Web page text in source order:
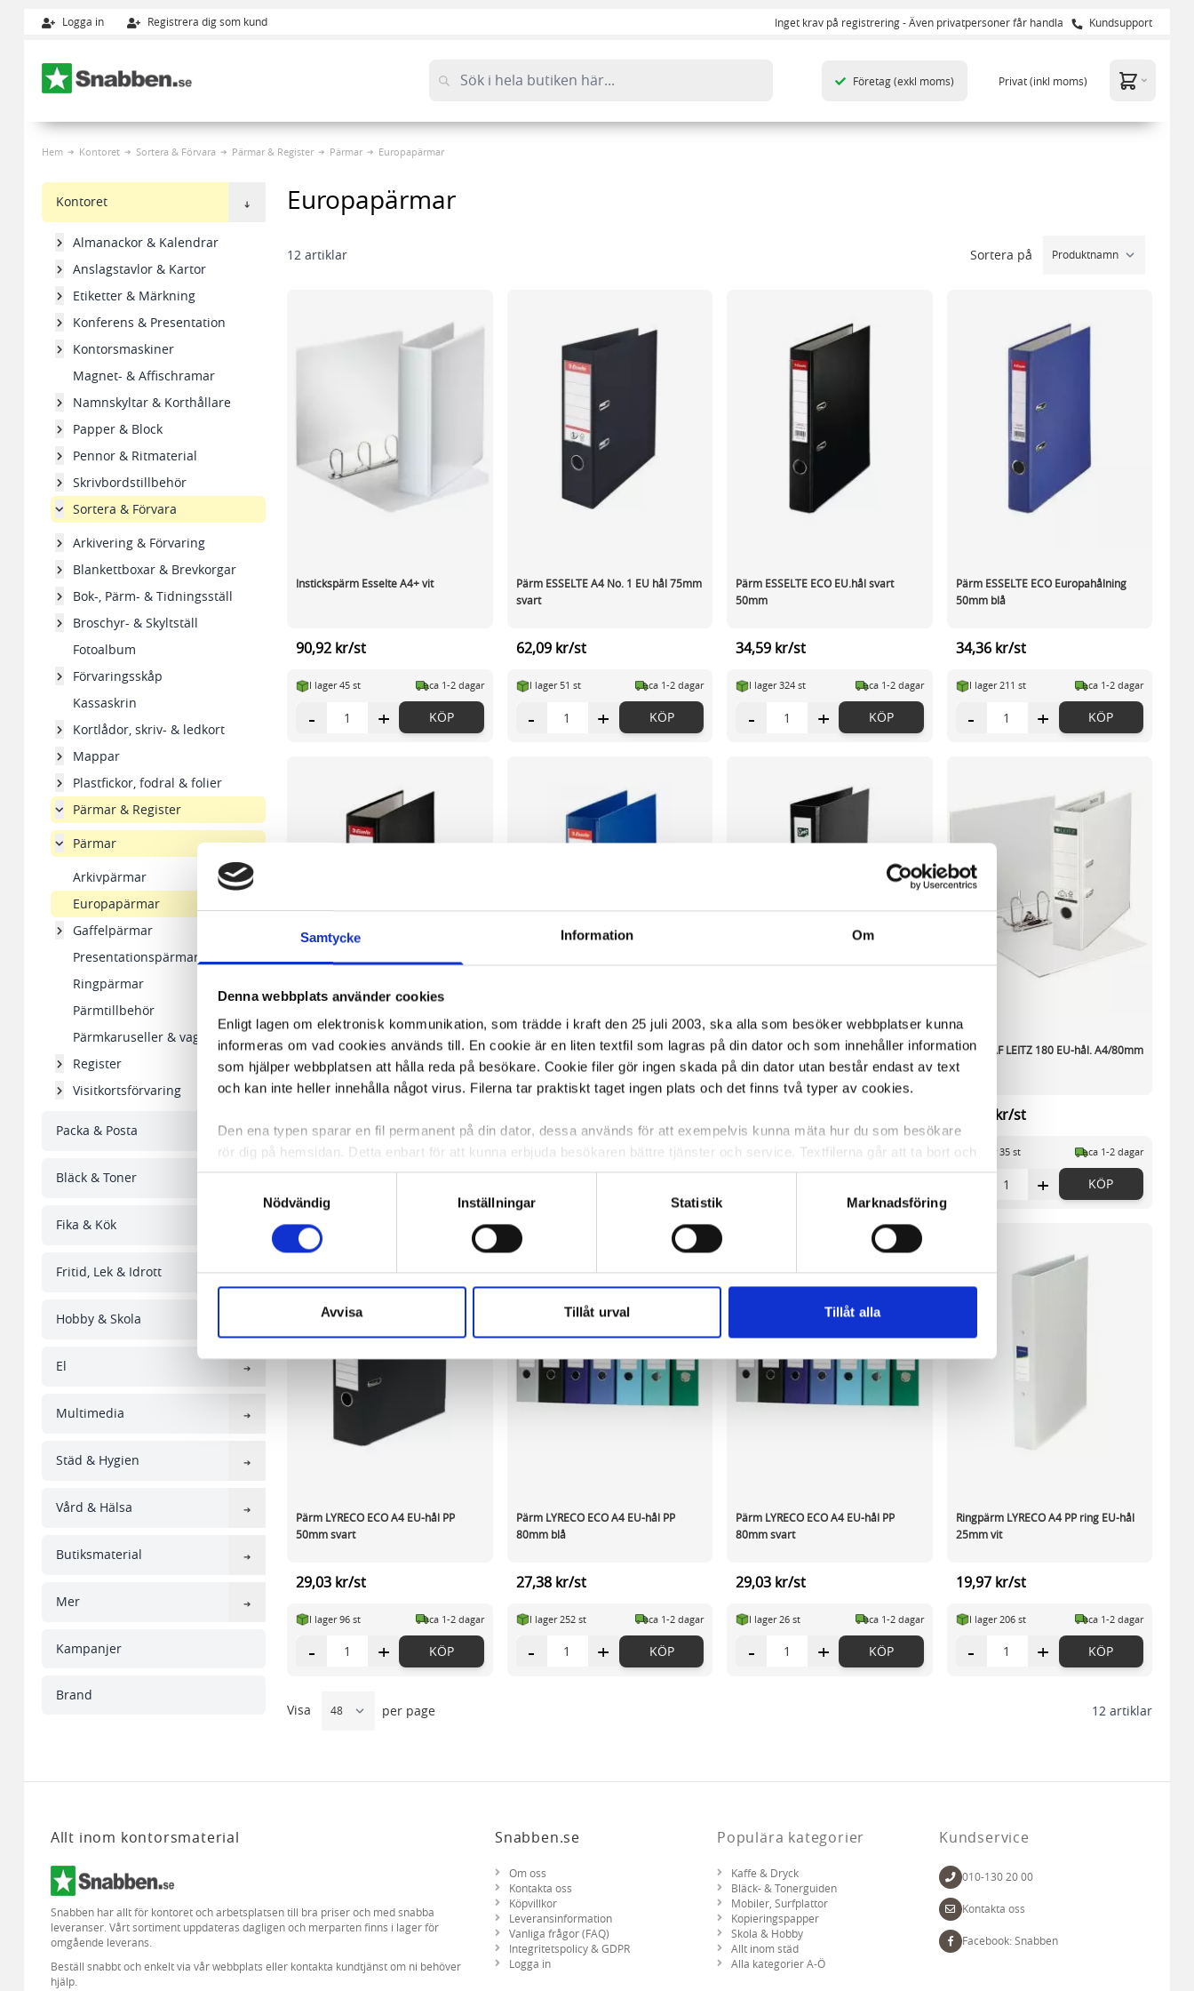
Samtycke Information Om
Denna webbplats använder cookies
Enligt lagen om elektronisk kommunikation, som trädde i kraft den 25 juli 2003, ska alla som besöker webbplatser kunna
informeras om vad cookies används till. En cookie är en liten textfil som lagras på din dator och som innehåller information
som hjälper webbplatsen att hålla reda på besökare. Cookie filer gör ingen skada på din dator utan består endast av text
och kan inte heller innehålla något virus. Filerna tar praktiskt taget ingen plats och det finns två typer av cookies.
Den ena typen sparar en fil permanent på din dator, dessa används för att exempelvis kunna mäta hur du som besökare
rör dig på hemsidan. Detta enbart för att kunna erbjuda besökaren bättre tjänster och service. Textfilerna går att ta bort och
de flesta webbläsare har funktioner för detta. Informationen som sparas på din dator är endast ett unikt nummer utan
någon koppling till personlig information, alltså helt anonymt.
Den andra typen av cookies som vanligtvis används är session cookies. Under tiden du är inne och besöker sidan delar
sociala medier och analysera vår trafik. Vi vidarebefordrar även sådana identifierare och annan information från din enhet
till de sociala medier och annons- och analysföretag som vi samarbetar med. Dessa kan i sin tur kombinera informationen
med annan information som du har tillhandahållit eller som de har samlat in när du har använt deras tjänster.
Nödvändig
Inställningar Statistik Marknadsföring
Avvisa Tillåt urval Tillåt alla
Logga in Registrera dig som kund Inget krav på registrering - Även privatpersoner får handla Kundsupport
Företag(exkl moms) Privat(inkl moms)
Hem Kontoret Sortera & Förvara Pärmar & Register Pärmar Europapärmar
Kontoret
Almanackor & Kalendrar
Anslagstavlor & Kartor
Etiketter & Märkning
Konferens & Presentation
Kontorsmaskiner
Magnet- & Affischramar
Namnskyltar & Korthållare
Papper & Block
Pennor & Ritmaterial
Skrivbordstillbehör
Sortera & Förvara
Arkivering & Förvaring
Blankettboxar & Brevkorgar
Bok-, Pärm- & Tidningsställ
Broschyr- & Skyltställ
Fotoalbum
Förvaringsskåp
Kassaskrin
Kortlådor, skriv- & ledkort
Mappar
Plastfickor, fodral & folier
Pärmar & Register
Pärmar
Arkivpärmar
Europapärmar
Gaffelpärmar
Presentationspärmar
Ringpärmar
Pärmtillbehör
Pärmkaruseller & vagnar
Register
Visitkortsförvaring
Packa & Posta
Bläck & Toner
Fika & Kök
Fritid, Lek & Idrott
Hobby & Skola
El
Multimedia
Städ & Hygien
Vård & Hälsa
Butiksmaterial
Mer
Kampanjer
Brand
Europapärmar
12 artiklar Sortera på
Instickspärm Esselte A4+ vit
90,92 kr/st
I lager 45 st ca 1-2 dagar
- + KÖP
Pärm ESSELTE A4 No. 1 EU hål 75mm
svart
62,09 kr/st
I lager 51 st ca 1-2 dagar
- + KÖP
Pärm ESSELTE ECO EU.hål svart
50mm
34,59 kr/st
I lager 324 st ca 1-2 dagar
- + KÖP
Pärm ESSELTE ECO Europahålning
50mm blå
34,36 kr/st
I lager 211 st ca 1-2 dagar
- + KÖP
Pärm ESSELTE ECO Europahålning
75mm svart
I lager 207 st ca 1-2 dagar
Pärm ESSELTE EU-hålning PP A4
75mm blå
I lager 82 st ca 1-2 dagar
Pärm EU-hålning PP A4 50mm svart
I lager 10 st ca 1-2 dagar
Pärm LAF LEITZ 180 EU-hål. A4/80mm
vit
98,96 kr/st
I lager 35 st ca 1-2 dagar
+ KÖP
Pärm LYRECO ECO A4 EU-hål PP
50mm svart
29,03 kr/st
I lager 96 st ca 1-2 dagar
- + KÖP
Pärm LYRECO ECO A4 EU-hål PP
80mm blå
27,38 kr/st
I lager 252 st ca 1-2 dagar
- + KÖP
Pärm LYRECO ECO A4 EU-hål PP
80mm svart
29,03 kr/st
I lager 26 st ca 1-2 dagar
- + KÖP
Ringpärm LYRECO A4 PP ring EU-hål
25mm vit
19,97 kr/st
I lager 206 st ca 1-2 dagar
- + KÖP
12 artiklar
Visa per page
Allt inom kontorsmaterial
Snabben har allt för kontoret och arbetsplatsen till bra priser och med snabba
leveranser. Vårt sortiment uppdateras dagligen och merparten finns i lager för
omgående leverans.
Beställ snabbt och enkelt via vår webbplats eller kontakta kundtjänst om ni behöver
hjälp.
Snabben.se
Om oss
Kontakta oss
Köpvillkor
Leveransinformation
Vanliga frågor (FAQ)
Integritetspolicy & GDPR
Logga in
Populära kategorier
Kaffe & Dryck
Bläck- & Tonerguiden
Mobiler, Surfplattor
Kopieringspapper
Skola & Hobby
Allt inom städ
Alla kategorier A-Ö
Kundservice
010-130 20 00
Kontakta oss
Facebook: Snabben